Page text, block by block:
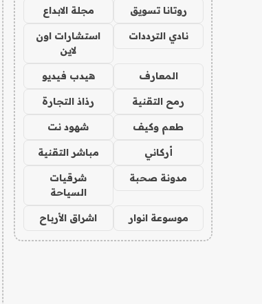
روتانا تسويق مجلة الابداع
نادي الترددات
استشارات اون
لاين
المعارف هيدب فيديو
رمح التقنية رذاذ التجارة
طعم وكيف شهود نت
أركاني مباشر التقنية
مدونة صحبة
شرقيات
السياحة
موسوعة انوار اشراق الأرباح